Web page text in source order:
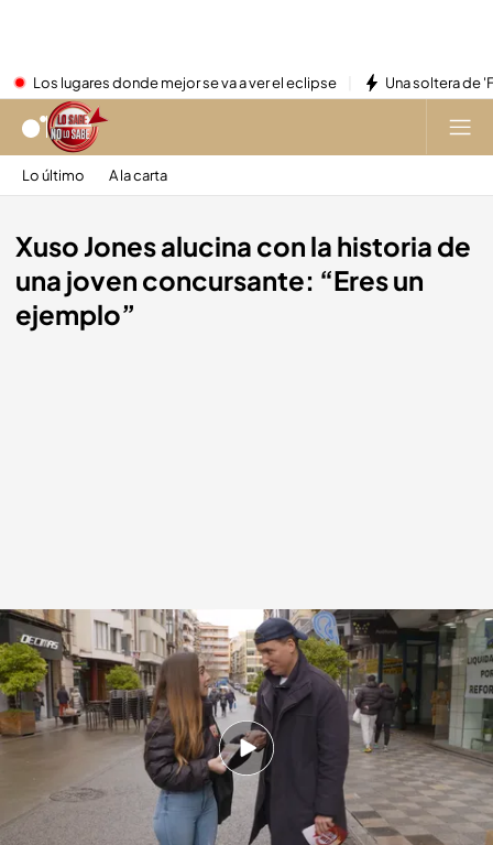
Los lugares donde mejor se va a ver el eclipse Una soltera de
Lo último A la carta
Xuso Jones alucina con la historia de
una joven concursante: “Eres un
ejemplo”
Xuso Jones junto a Gina, en 'Lo sabe, no lo sabe'
Lo sabe, no lo sabe
12 FEB 2025 - 19:53h.
Gina, a sus 24 años, vive y cuida a su abuela
Xuso: “Creo que eres una las concursantes